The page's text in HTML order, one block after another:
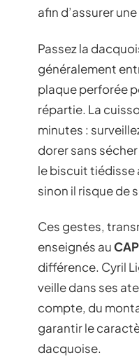
afin d’assurer
Passez la
généralement
plaque perforée
répartie. La
minutes :
dorer sans
le biscuit tiédisse
sinon il risque de
Ces gestes,
enseignés au
différence. Cyril
veille dans ses
compte, du
garantir le
dacquoise.